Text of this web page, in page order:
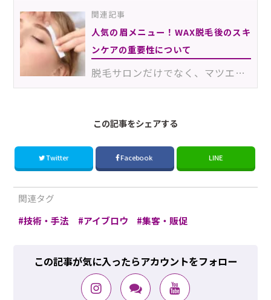
関連記事
人気の眉メニュー！WAX脱毛後のスキ
ンケアの重要性について
脱毛サロンだけでなく、マツエクサロンのメニューとしても主流になりつつある眉のWAX脱毛は、眉メニューの…
この記事をシェアする
Twitter Facebook LINE
関連タグ
技術・手法
アイブロウ 集客・販促
この記事が気に入ったらアカウントをフォロー